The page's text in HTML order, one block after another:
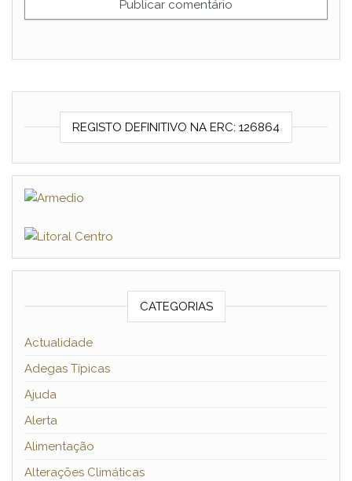
REGISTO DEFINITIVO NA ERC: 126864
CATEGORIAS
Actualidade
Adegas Típicas
Ajuda
Alerta
Alimentação
Alterações Climáticas